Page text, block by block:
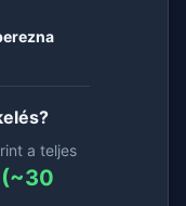
a teljes